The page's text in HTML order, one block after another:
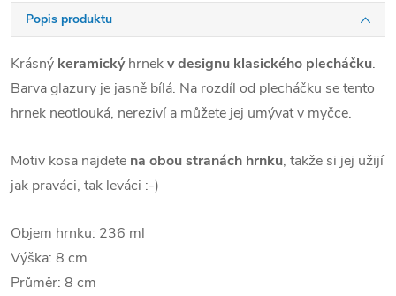
Popis produktu
Krásný keramickýhrnekv designu klasického plecháčku.
Barva glazury je jasně bílá. Na rozdíl od plecháčku se tento
hrnek neotlouká, nereziví a můžete jej umývat v myčce.
Motiv kosa najdete na obou stranách hrnku, takže si jej užijí
jak praváci, tak leváci :-)
Objem hrnku: 236 ml
Výška: 8 cm
Průměr: 8 cm